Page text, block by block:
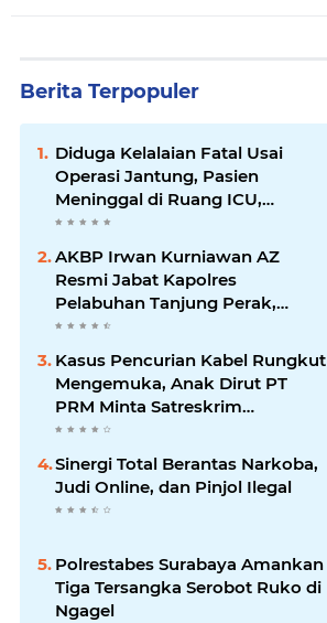
Berita Terpopuler
Diduga Kelalaian Fatal Usai
Operasi Jantung, Pasien
Meninggal di Ruang ICU,
Keluarga Tuntut RSUD dr.
Soewandhie Bertanggung
Jawab
AKBP Irwan Kurniawan AZ
Resmi Jabat Kapolres
Pelabuhan Tanjung Perak,
Pimpinan Redaksi
HarianMataBerita.com
Sampaikan Ucapan Selamat
Kasus Pencurian Kabel Rungkut
Mengemuka, Anak Dirut PT
PRM Minta Satreskrim
Polrestabes Surabaya Usut
Hingga Tuntas
Sinergi Total Berantas Narkoba,
Judi Online, dan Pinjol Ilegal
Polrestabes Surabaya Amankan
Tiga Tersangka Serobot Ruko di
Ngagel